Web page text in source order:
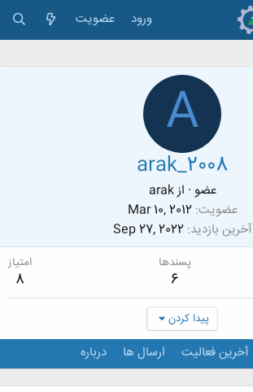
ورود عضویت
A
arak_2008
عضو · ازarak
عضویت Mar 10, 2012
آخرین بازدید Sep 27, 2022
پسندها
6
امتیاز
8
پیدا کردن
آخرین فعالیت ارسال ها درباره